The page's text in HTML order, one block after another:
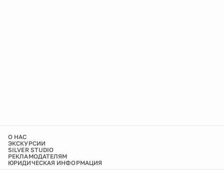
О НАС
ЭКСКУРСИИ
SILVER STUDIO
РЕКЛАМОДАТЕЛЯМ
ЮРИДИЧЕСКАЯ ИНФОРМАЦИЯ